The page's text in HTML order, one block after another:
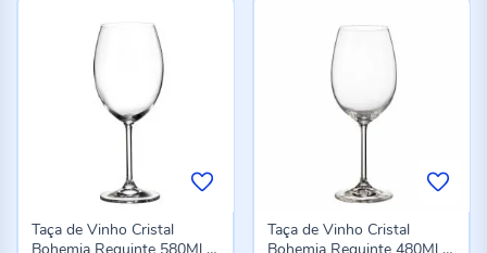
Taça de Vinho Cristal
Bohemia Requinte 580Ml -
Taça de Vinho Cristal
Bohemia Requinte 480Ml -